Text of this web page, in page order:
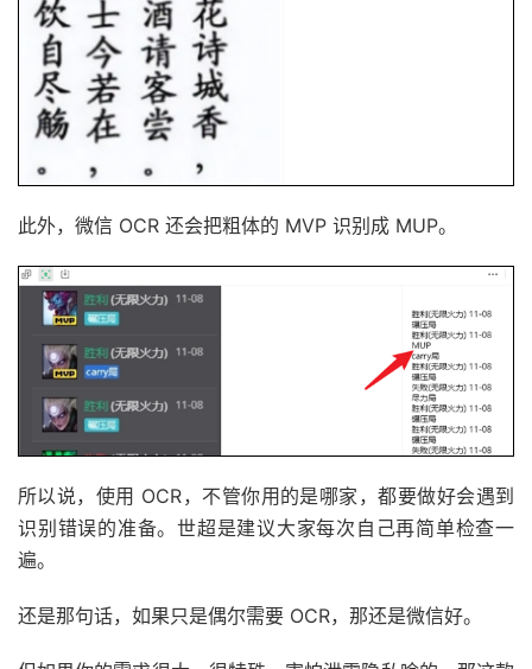
此外，微信 OCR 还会把粗体的 MVP 识别成 MUP。
所以说，使用 OCR，不管你用的是哪家，都要做好会遇到
识别错误的准备。世超是建议大家每次自己再简单检查一
遍。
还是那句话，如果只是偶尔需要 OCR，那还是微信好。